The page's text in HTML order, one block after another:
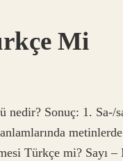
Mi
nedir? Sonuç: 1.
Türkçe mi? Sayı